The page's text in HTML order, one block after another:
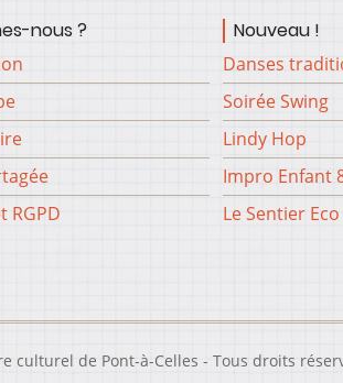
nous ?
RGPD
Nouveau !
Danses
Soirée Swing
Lindy Hop
Impro Enfant
Le Sentier
culturel de Pont-à-Celles - Tous droits